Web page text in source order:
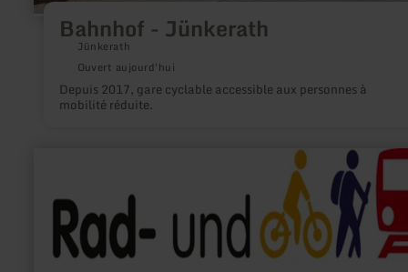
Bahnhof - Jünkerath
Jünkerath
Ouvert aujourd'hui
Depuis 2017, gare cyclable accessible aux personnes à
mobilité réduite.
Rad-
Wanderbahnhof